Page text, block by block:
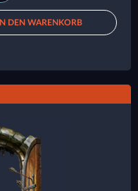
IN DEN WARENKORB